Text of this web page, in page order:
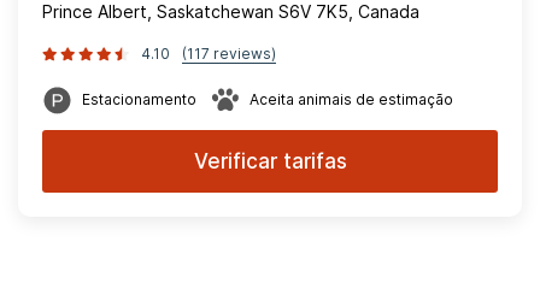
Prince Albert, Saskatchewan S6V 7K5, Canada
4.10 (117 reviews)
Estacionamento Aceita animais de estimação
Verificar tarifas